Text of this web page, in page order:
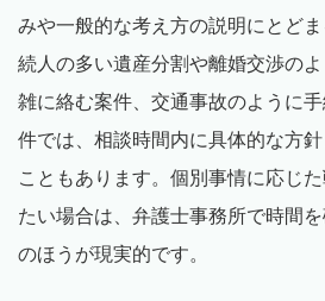
みや一般的な考え方の説明にとど
続人の多い遺産分割や離婚交渉の
雑に絡む案件、交通事故のように
件では、相談時間内に具体的な方
こともあります。個別事情に応じ
たい場合は、弁護士事務所で時間
のほうが現実的です。